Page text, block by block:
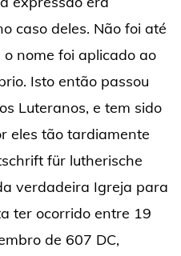
caso deles. Não foi até
nome foi aplicado ao
Isto então passou
Luteranos, e tem sido
eles tão tardiamente
für lutherische
verdadeira Igreja para
ter ocorrido entre 19
de 607 DC,